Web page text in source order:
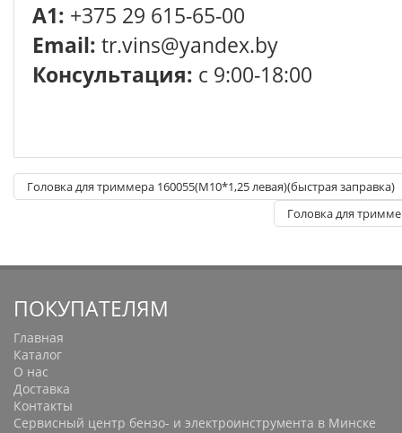
A1: +375 29 615-65-00
Email: tr.vins@yandex.by
Консультация: с 9:00-18:00
Головка для триммера 160055(М10*1,25 левая)(быстрая заправка)
Головка для
ПОКУПАТЕЛЯМ
Главная
Каталог
О нас
Доставка
Контакты
Сервисный центр бензо- и электроинструмента в Минске